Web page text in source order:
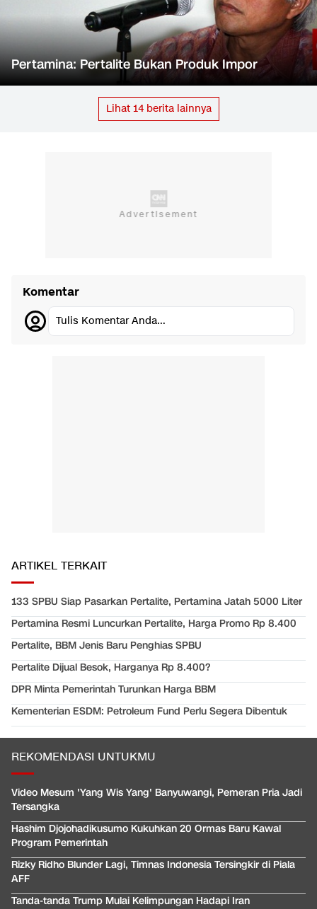
Pertamina: Pertalite Bukan Produk Impor
Lihat 14berita lainnya
Komentar
Tulis Komentar Anda...
ARTIKEL TERKAIT
133 SPBU Siap Pasarkan Pertalite, Pertamina Jatah 5000 Liter
Pertamina Resmi Luncurkan Pertalite, Harga Promo Rp 8.400
Pertalite, BBM Jenis Baru Penghias SPBU
Pertalite Dijual Besok, Harganya Rp 8.400?
DPR Minta Pemerintah Turunkan Harga BBM
Kementerian ESDM: Petroleum Fund Perlu Segera Dibentuk
REKOMENDASI UNTUKMU
Video Mesum 'Yang Wis Yang' Banyuwangi, Pemeran Pria Jadi
Tersangka
Hashim Djojohadikusumo Kukuhkan 20 Ormas Baru Kawal
Program Pemerintah
Rizky Ridho Blunder Lagi, Timnas Indonesia Tersingkir di Piala
AFF
Tanda-tanda Trump Mulai Kelimpungan Hadapi Iran